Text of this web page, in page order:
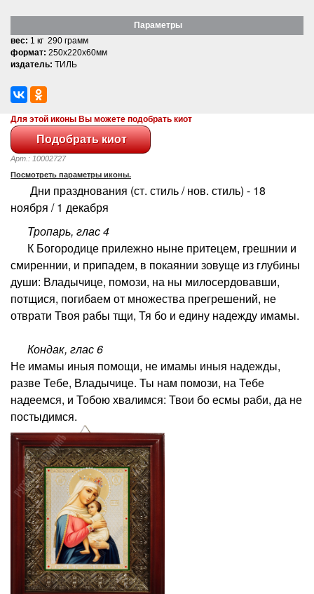
Параметры
вес: 1 кг 290 грамм
формат: 250x220x60мм
издатель: ТИЛЬ
Для этой иконы Вы можете подобрать киот
Арт.: 10002727
Посмотреть параметры иконы.
Дни празднования (ст. стиль / нов. стиль) - 18
ноября / 1 декабря
Тропарь, глас 4
К Богородице прилежно ныне притецем, грешнии и
смиреннии, и припадем, в покаянии зовуще из глубины
души: Владычице, помози, на ны милосердовавши,
потщися, погибaем от множества прегрешений, не
отврати Твоя рабы тщи, Тя бо и едину надежду имамы.
Кондак, глас 6
Не имамы иныя помощи, не имамы иныя надежды,
разве Тебе, Владычице. Ты нам помози, на Тебе
надеемся, и Тобою хвaлимся: Твои бо есмы раби, да не
постыдимся.